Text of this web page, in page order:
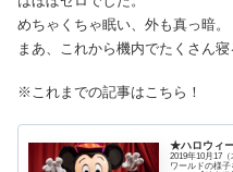
めちゃくちゃ眠い、外も真っ暗。
まあ、これから機内でたくさん
※これまでの記事はこちら！
★ハロウィ
2019年10月17
ワールドの様